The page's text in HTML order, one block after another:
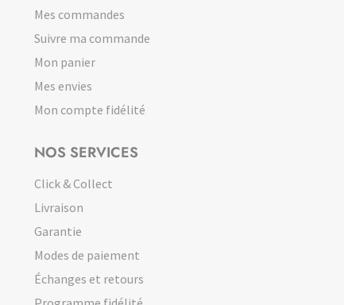
Mes commandes
Suivre ma commande
Mon panier
Mes envies
Mon compte fidélité
NOS SERVICES
Click & Collect
Livraison
Garantie
Modes de paiement
Échanges et retours